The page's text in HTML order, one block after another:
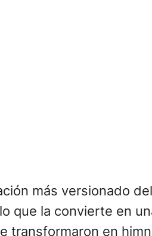
más versionado
que la convierte en
transformaron en